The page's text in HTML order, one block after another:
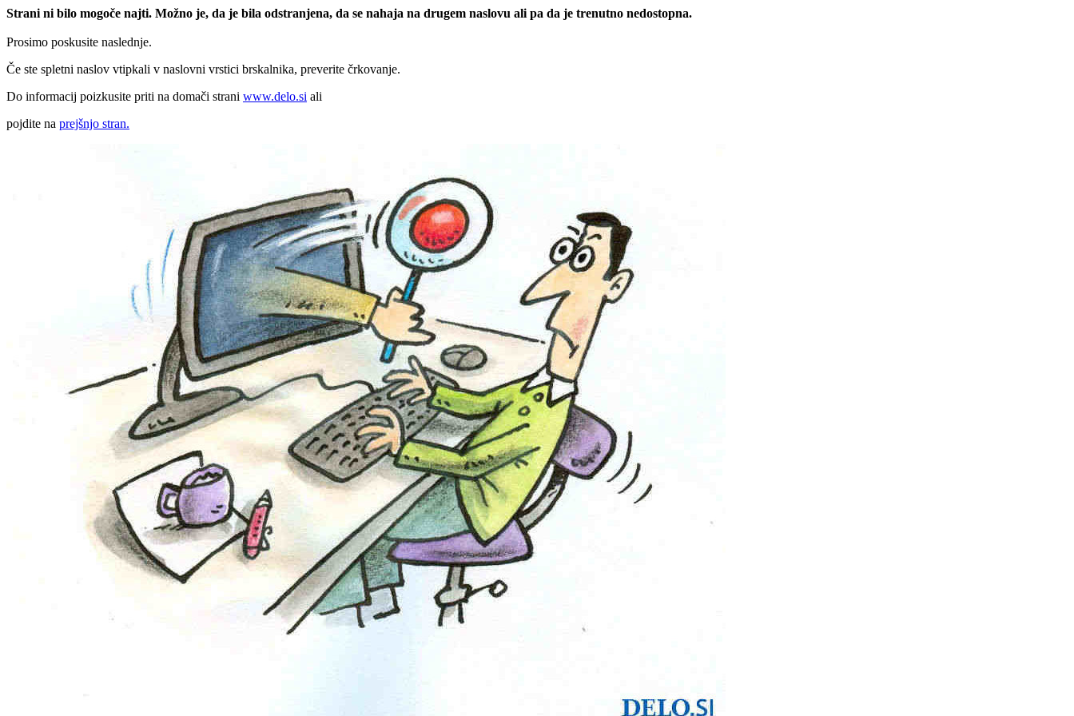
Strani ni bilo mogoče najti. Možno je, da je bila odstranjena, da se nahaja na drugem naslovu ali pa da je trenutno nedostopna.
Prosimo poskusite naslednje.
Če ste spletni naslov vtipkali v naslovni vrstici brskalnika, preverite črkovanje.
Do informacij poizkusite priti na domači strani www.delo.si ali
pojdite na prejšnjo stran.